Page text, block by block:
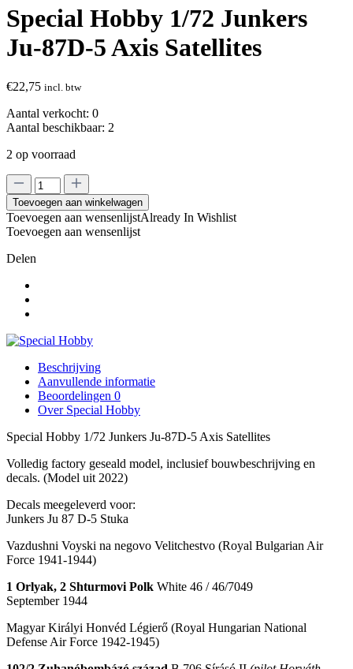
Special Hobby 1/72 Junkers
Ju-87D-5 Axis Satellites
€22,75 incl. btw
Aantal verkocht: 0
Aantal beschikbaar: 2
2 op voorraad
Special
Hobby
1/72
Junkers
Ju-
5
Toevoegen aan winkelwagen
Toevoegen aan wensenlijstAlready In Wishlist
Toevoegen aan wensenlijst
Delen
Beschrijving
Aanvullende informatie
Beoordelingen 0
Over Special Hobby
Special Hobby 1/72 Junkers Ju-87D-5 Axis Satellites
Volledig factory geseald model, inclusief bouwbeschrijving en
decals. (Model uit 2022)
Decals meegeleverd voor:
Junkers Ju 87 D-5 Stuka
Vazdushni Voyski na negovo Velitchestvo (Royal Bulgarian Air
Force 1941-1944)
1 Orlyak, 2 Shturmovi Polk White 46 / 46/7049
September 1944
Magyar Királyi Honvéd Légierő (Royal Hungarian National
Defense Air Force 1942-1945)